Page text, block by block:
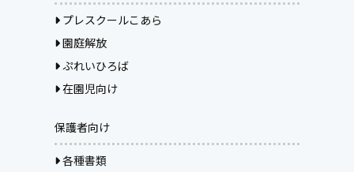
プレスクールこあら
園庭解放
ぷれいひろば
在園児向け
保護者向け
各種書類